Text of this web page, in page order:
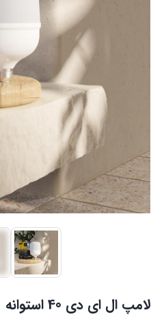
لامپ ال ای دی 40 استوانه